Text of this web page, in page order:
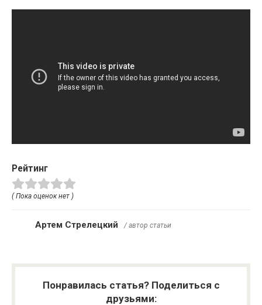
Рейтинг
( Пока оценок нет )
Артем Стрелецкий / автор статьи
Понравилась статья? Поделиться с
друзьями: